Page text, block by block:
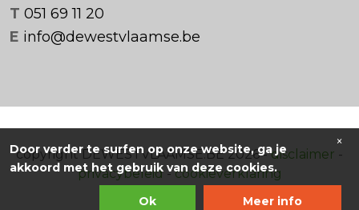
T 051 69 11 20
E info@dewestvlaamse.be
copyright DEWESTVLAAMSE.BE 2026 -disclaimer -
privacybeleid-cookieverklaring
Door verder te surfen op onze website, ga je
akkoord met het gebruik van deze cookies.
Meer info
Ok
×